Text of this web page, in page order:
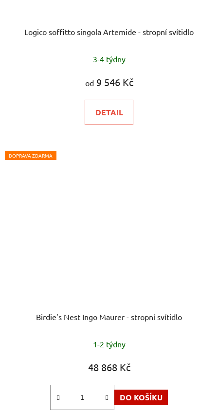
Logico soffitto singola Artemide - stropní svítidlo
3-4 týdny
od9 546 Kč
DETAIL
DOPRAVA ZDARMA
Birdie's Nest Ingo Maurer - stropní svítidlo
1-2 týdny
48 868 Kč
DO KOŠÍKU